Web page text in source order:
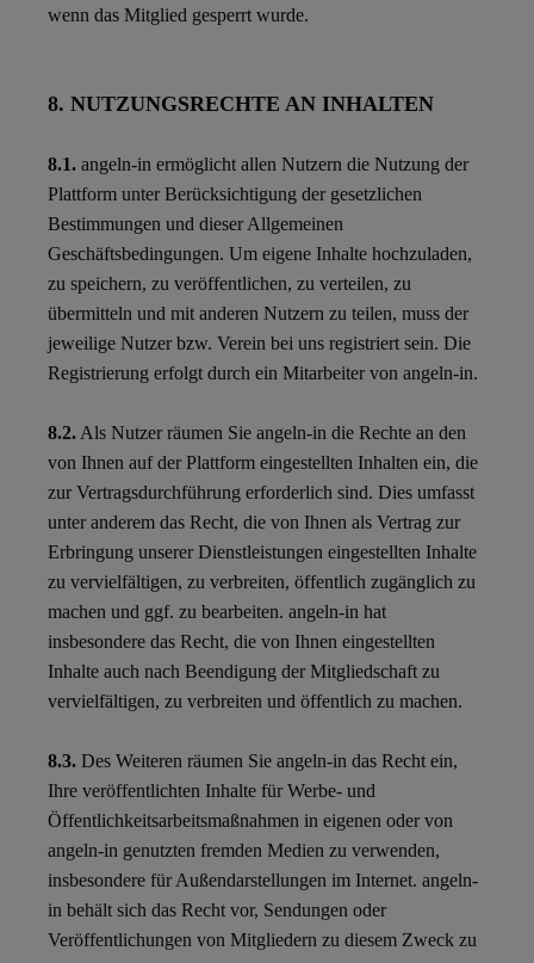
wenn das Mitglied gesperrt wurde.
8. NUTZUNGSRECHTE AN INHALTEN
8.1. angeln-in ermöglicht allen Nutzern die Nutzung der
Plattform unter Berücksichtigung der gesetzlichen
Bestimmungen und dieser Allgemeinen
Geschäftsbedingungen. Um eigene Inhalte hochzuladen,
zu speichern, zu veröffentlichen, zu verteilen, zu
übermitteln und mit anderen Nutzern zu teilen, muss der
jeweilige Nutzer bzw. Verein bei uns registriert sein. Die
Registrierung erfolgt durch ein Mitarbeiter von angeln-in.
8.2. Als Nutzer räumen Sie angeln-in die Rechte an den
von Ihnen auf der Plattform eingestellten Inhalten ein, die
zur Vertragsdurchführung erforderlich sind. Dies umfasst
unter anderem das Recht, die von Ihnen als Vertrag zur
Erbringung unserer Dienstleistungen eingestellten Inhalte
zu vervielfältigen, zu verbreiten, öffentlich zugänglich zu
machen und ggf. zu bearbeiten. angeln-in hat
insbesondere das Recht, die von Ihnen eingestellten
Inhalte auch nach Beendigung der Mitgliedschaft zu
vervielfältigen, zu verbreiten und öffentlich zu machen.
8.3. Des Weiteren räumen Sie angeln-in das Recht ein,
Ihre veröffentlichten Inhalte für Werbe- und
Öffentlichkeitsarbeitsmaßnahmen in eigenen oder von
angeln-in genutzten fremden Medien zu verwenden,
insbesondere für Außendarstellungen im Internet. angeln-
in behält sich das Recht vor, Sendungen oder
Veröffentlichungen von Mitgliedern zu diesem Zweck zu